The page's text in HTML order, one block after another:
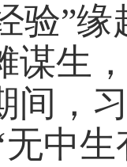
验”
谋生
间，
无中